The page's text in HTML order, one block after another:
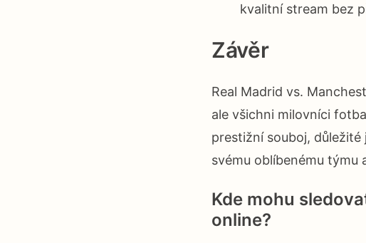
kvalitní stream bez
Závěr
Real Madrid vs.
ale všichni milovníci
prestižní souboj,
svému oblíbenému týmu
Kde mohu
online?